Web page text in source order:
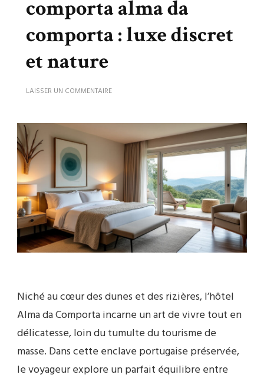
comporta alma da
comporta : luxe discret
et nature
LAISSER UN COMMENTAIRESUR
L’HOTEL
ALMA
COMPORTA
:
LUXE
DISCRET
ET
NATURE
Niché au cœur des dunes et des rizières, l’hôtel
Alma da Comporta incarne un art de vivre tout en
délicatesse, loin du tumulte du tourisme de
masse. Dans cette enclave portugaise préservée,
le voyageur explore un parfait équilibre entre